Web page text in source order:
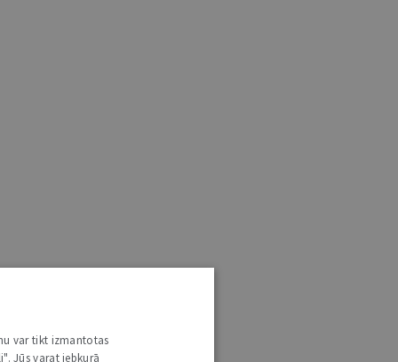
var tikt izmantotas
Jūs varat jebkurā